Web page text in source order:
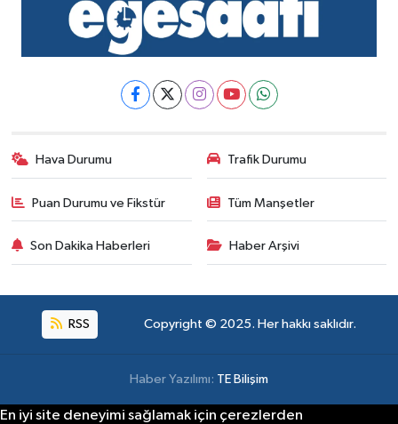
Hava Durumu Trafik Durumu
Puan Durumu ve Fikstür Tüm Manşetler
Son Dakika Haberleri Haber Arşivi
RSS Copyright © 2025. Her hakkı saklıdır.
Haber Yazılımı: TE Bilişim
En iyi site deneyimi sağlamak için çerezlerden